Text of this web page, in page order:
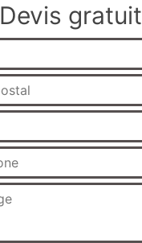
Devis gratuit